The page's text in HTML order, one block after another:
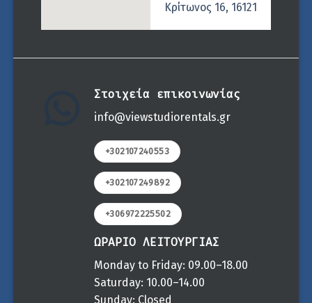
Κρίτωνος 16, 16121
Στοιχεία επικοινωνίας
info@viewstudiorentals.gr
+302107240553
+302107249892
+306972225502
ΩΡΑΡΙΟ ΛΕΙΤΟΥΡΓΙΑΣ
Monday to Friday: 09.00–18.00
Saturday: 10.00–14.00
Sunday: Closed